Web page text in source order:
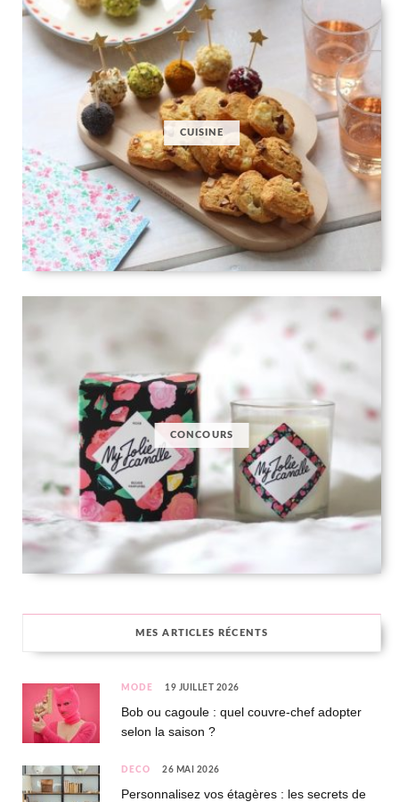
CUISINE
CONCOURS
MES ARTICLES RÉCENTS
MODE 19 JUILLET 2026
Bob ou cagoule : quel couvre-chef adopter
selon la saison ?
DÉCO 26 MAI 2026
Personnalisez vos étagères : les secrets de